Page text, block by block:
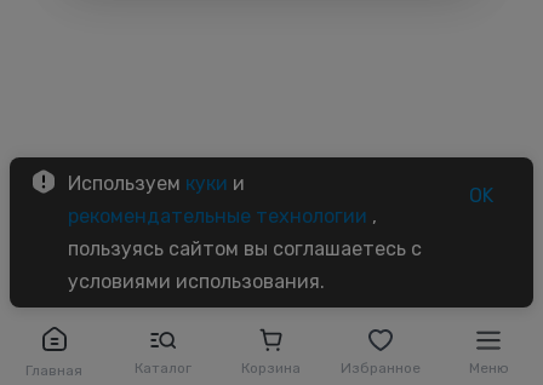
Главная Каталог Корзина Избранное Меню
Используем куки и
рекомендательные технологии ,
пользуясь сайтом вы соглашаетесь с
условиями использования.
OK